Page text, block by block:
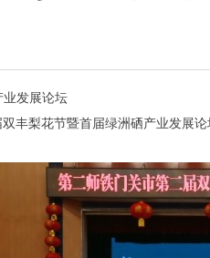
业发展论坛
丰梨花节暨首届绿洲硒产业发展